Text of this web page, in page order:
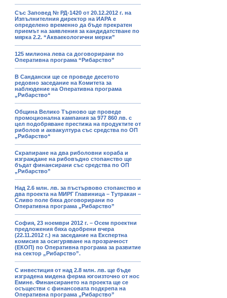
Със Заповед № РД-1420 от 20.12.2012 г. на
Изпълнителния директор на ИАРА е
определено временно да бъде прекратен
приемът на заявления за кандидатстване по
мярка 2.2. “Акваекологични мерки”
125 милиона лева са договорирани по
Оперативна програма “Рибарство”
В Сандански ще се проведе десетото
редовно заседание на Комитета за
наблюдение на Оперативна програма
„Рибарство“
Община Велико Търново ще проведе
промоционална кампания за 977 860 лв. с
цел подобряване престижа на продуктите от
риболов и аквакултура със средства по ОП
„Рибарство“
Скрапиране на два риболовни кораба и
изграждане на рибовъдно стопанство ще
бъдат финансирани със средства по ОП
„Рибарство”
Над 2.6 млн. лв. за пъстървово стопанство и
два проекта на МИРГ Главиница – Тутракан –
Сливо поле бяха договорирани по
Оперативна програма „Рибарство”
София, 23 ноември 2012 г. – Осем проектни
предложения бяха одобрени вчера
(22.11.2012 г.) на заседание на Експертна
комисия за осигуряване на прозрачност
(ЕКОП) по Оперативна програма за развитие
на сектор „Рибарство”.
С инвестиция от над 2.8 млн. лв. ще бъде
изградена мидена ферма югоизточно от нос
Емине. Финансирането на проекта ще се
осъществи с финансовата подкрепа на
Оперативна програма „Рибарство”